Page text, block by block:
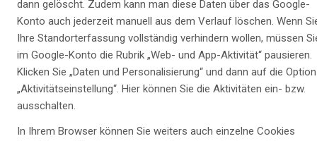
dann gelöscht. Zudem kann man diese Daten über das Google-
Konto auch jederzeit manuell aus dem Verlauf löschen. Wenn
Ihre Standorterfassung vollständig verhindern wollen, müssen
im Google-Konto die Rubrik „Web- und App-Aktivität“ pausieren.
Klicken Sie „Daten und Personalisierung“ und dann auf die Option
„Aktivitätseinstellung“. Hier können Sie die Aktivitäten ein- bzw.
ausschalten.
In Ihrem Browser können Sie weiters auch einzelne Cookies